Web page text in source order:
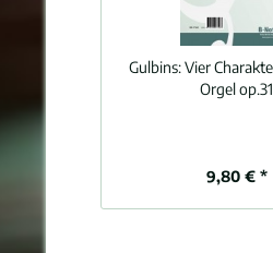
Gulbins:Vier
Orgel op.31
9,80 € *